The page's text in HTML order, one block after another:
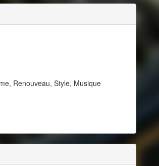
Renouveau, Style, Musique